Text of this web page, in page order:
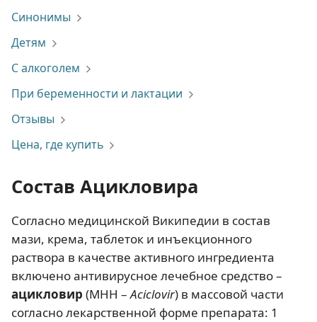
Синонимы
Детям
С алкоголем
При беременности и лактации
Отзывы
Цена, где купить
Состав Ацикловира
Согласно медицинской Википедии в состав
мази, крема, таблеток и инъекционного
раствора в качестве активного ингредиента
включено антивирусное лечебное средство –
ацикловир (МНН –Aciclovir) в массовой части
согласно лекарственной форме препарата: 1